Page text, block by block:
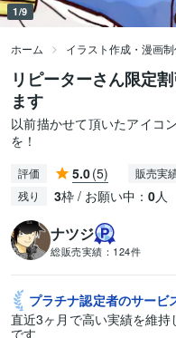
1/9
ホーム イラスト作成・漫画
リピーターさん限定
ます
以前描かせて頂いたアイコ
を！
評価 5.0(5) 販売実
残り 3枠 / お願い中： 0人
ナツジ
総販売実績： 124件
プラチナ認定者のサービ
直近3ヶ月で高い実績を維
です